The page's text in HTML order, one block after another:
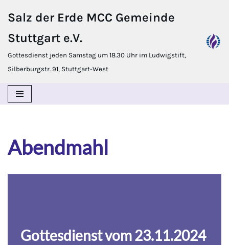
Inhalt
springen
Salz der Erde MCC Gemeinde
Stuttgart e.V.
Gottesdienst jeden Samstag um 18.30 Uhr im Ludwigstift,
Silberburgstr. 91, Stuttgart-West
Abendmahl
Gottesdienst vom 23.11.2024